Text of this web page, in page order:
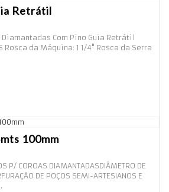
Retrátil
Com Pino Guia Retrátil
Rosca da Máquina: 1 1/4" Rosca da Serra
100mm
P/ COROAS DIAMANTADASDIÂMETRO DE
DE POÇOS SEMI-ARTESIANOS E